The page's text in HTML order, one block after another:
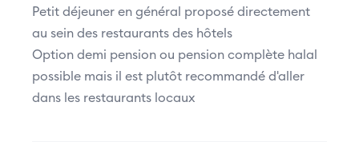
Petit déjeuner en général proposé directement
au sein des restaurants des hôtels
Option demi pension ou pension complète halal
possible mais il est plutôt recommandé d'aller
dans les restaurants locaux